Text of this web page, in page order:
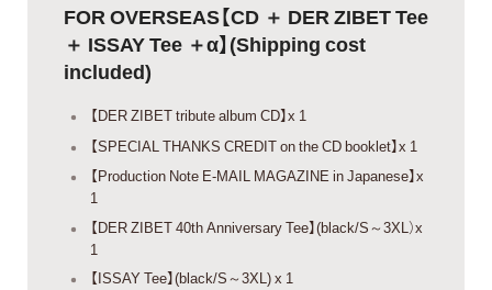
FOR OVERSEAS【CD ＋ DER ZIBET Tee
＋ ISSAY Tee ＋α】(Shipping cost
included)
【DER ZIBET tribute album CD】x 1
【SPECIAL THANKS CREDIT on the CD booklet】x 1
【Production Note E-MAIL MAGAZINE in Japanese】x
1
【DER ZIBET 40th Anniversary Tee】(black/S～3XL）x
1
【ISSAY Tee】(black/S～3XL) x 1